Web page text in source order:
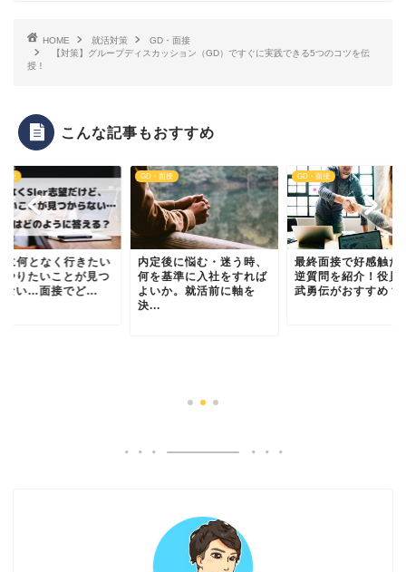
HOME 就活対策
GD・面接
【対策】グループディスカッション（GD）ですぐに実践できる5つのコツを伝
授！
こんな記事もおすすめ
面接
に何となく行きたい
やりたいことが見つ
ない…面接でど...
GD・面接
内定後に悩む・迷う時、
何を基準に入社をすれば
よいか。就活前に軸を
決...
GD・面接
最終面接で好感触だ
逆質問を紹介！役員
武勇伝がおすすめ？